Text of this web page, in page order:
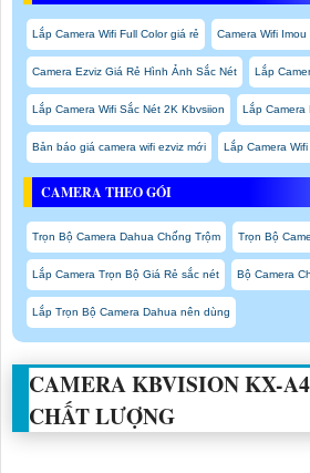
Lắp Camera Wifi Full Color giá rẻ Camera Wifi
Camera Ezviz Giá Rẻ Hình Ảnh Sắc Nét Lắp
Lắp Camera Wifi Sắc Nét 2K Kbvsiion Lắp Camera
Bản báo giá camera wifi ezviz mới Lắp Camera Wifi
CAMERA THEO GÓI
Trọn Bộ Camera Dahua Chống Trộm Trọn Bộ
Lắp Camera Trọn Bộ Giá Rẻ sắc nét Bộ Camera
Lắp Trọn Bộ Camera Dahua nên dùng
CAMERA KBVISIONKX-
CHẤT LƯỢNG